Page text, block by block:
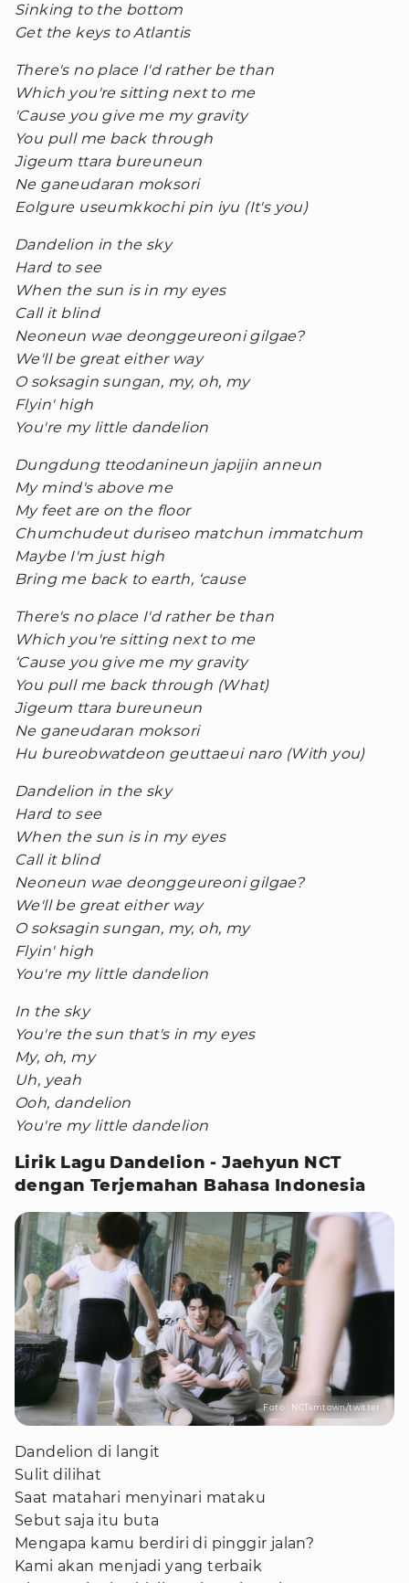
Sinking to the bottom
Get the keys to Atlantis
There's no place I'd rather be than
Which you're sitting next to me
'Cause you give me my gravity
You pull me back through
Jigeum ttara bureuneun
Ne ganeudaran moksori
Eolgure useumkkochi pin iyu (It's you)
Dandelion in the sky
Hard to see
When the sun is in my eyes
Call it blind
Neoneun wae deonggeureoni gilgae?
We'll be great either way
O soksagin sungan, my, oh, my
Flyin' high
You're my little dandelion
Dungdung tteodanineun japijin anneun
My mind's above me
My feet are on the floor
Chumchudeut duriseo matchun immatchum
Maybe I'm just high
Bring me back to earth, ‘cause
There's no place I'd rather be than
Which you're sitting next to me
‘Cause you give me my gravity
You pull me back through (What)
Jigeum ttara bureuneun
Ne ganeudaran moksori
Hu bureobwatdeon geuttaeui naro (With you)
Dandelion in the sky
Hard to see
When the sun is in my eyes
Call it blind
Neoneun wae deonggeureoni gilgae?
We'll be great either way
O soksagin sungan, my, oh, my
Flyin' high
You're my little dandelion
In the sky
You're the sun that's in my eyes
My, oh, my
Uh, yeah
Ooh, dandelion
You're my little dandelion
Lirik Lagu Dandelion - Jaehyun NCT
dengan Terjemahan Bahasa Indonesia
Foto : NCTsmtown/twitter
Dandelion di langit
Sulit dilihat
Saat matahari menyinari mataku
Sebut saja itu buta
Mengapa kamu berdiri di pinggir jalan?
Kami akan menjadi yang terbaik